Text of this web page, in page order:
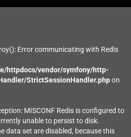
Error communicating with Redis
httpdocs/vendor/symfony/http-
StrictSessionHandler.phpon
MISCONF Redis is configured to
unable to persist to disk.
data set are disabled, because this